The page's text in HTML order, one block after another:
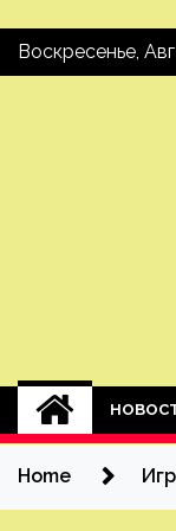
SkipВоскресенье,
Home